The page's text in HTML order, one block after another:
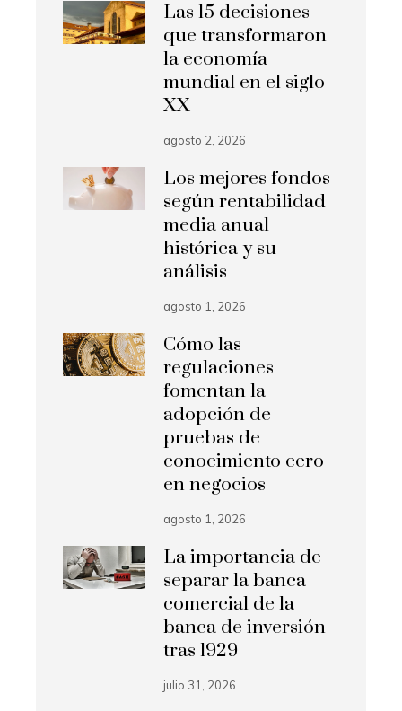
Las 15 decisiones
que transformaron
la economía
mundial en el siglo
XX
agosto 2, 2026
Los mejores fondos
según rentabilidad
media anual
histórica y su
análisis
agosto 1, 2026
Cómo las
regulaciones
fomentan la
adopción de
pruebas de
conocimiento cero
en negocios
agosto 1, 2026
La importancia de
separar la banca
comercial de la
banca de inversión
tras 1929
julio 31, 2026